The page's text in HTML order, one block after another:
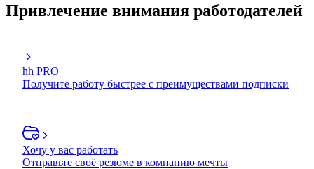
Привлечение внимания работодателей
hh PRO
Получите работу быстрее с преимуществами подписки
Хочу у вас работать
Отправьте своё резюме в компанию мечты